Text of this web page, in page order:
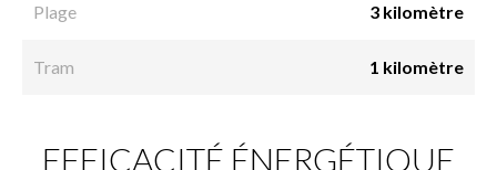
Plage 3 kilomètre
Tram 1 kilomètre
EFFICACITÉ ÉNERGÉTIQUE